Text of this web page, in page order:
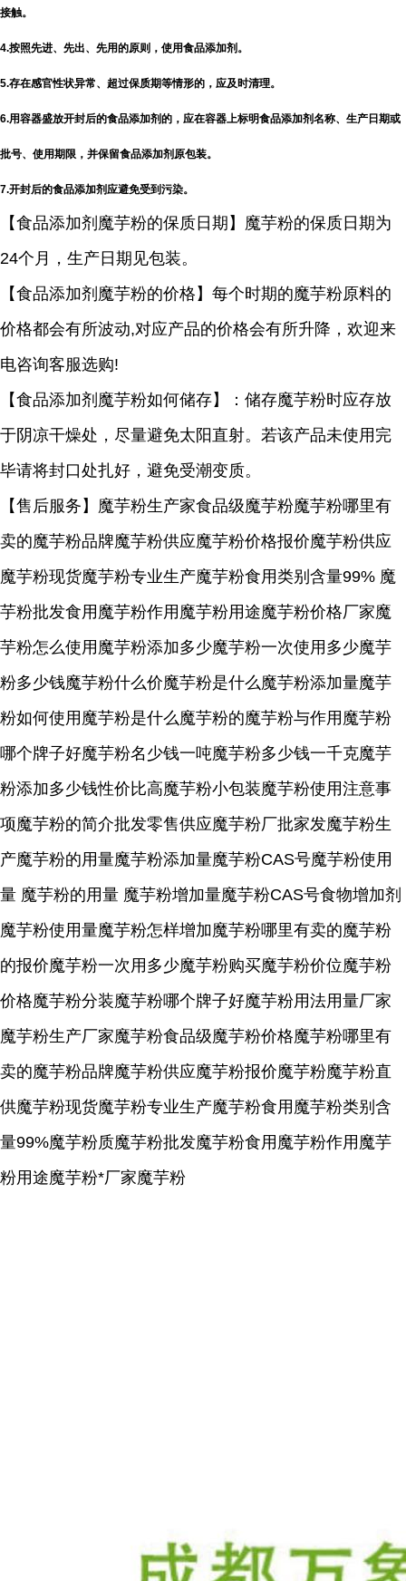
接触。
4.按照先进、先出、先用的原则，使用食品添加剂。
5.存在感官性状异常、超过保质期等情形的，应及时清理。
6.用容器盛放开封后的食品添加剂的，应在容器上标明食品添加剂名称、生产日期或
批号、使用期限，并保留食品添加剂原包装。
7.开封后的食品添加剂应避免受到污染。
【食品添加剂魔芋粉的保质日期】魔芋粉的保质日期为
24个月，生产日期见包装。
【食品添加剂魔芋粉的价格】每个时期的魔芋粉原料的
价格都会有所波动,对应产品的价格会有所升降，欢迎来
电咨询客服选购!
【食品添加剂魔芋粉如何储存】：储存魔芋粉时应存放
于阴凉干燥处，尽量避免太阳直射。若该产品未使用完
毕请将封口处扎好，避免受潮变质。
【售后服务】魔芋粉生产家食品级魔芋粉魔芋粉哪里有
卖的魔芋粉品牌魔芋粉供应魔芋粉价格报价魔芋粉供应
魔芋粉现货魔芋粉专业生产魔芋粉食用类别含量99% 魔
芋粉批发食用魔芋粉作用魔芋粉用途魔芋粉价格厂家魔
芋粉怎么使用魔芋粉添加多少魔芋粉一次使用多少魔芋
粉多少钱魔芋粉什么价魔芋粉是什么魔芋粉添加量魔芋
粉如何使用魔芋粉是什么魔芋粉的魔芋粉与作用魔芋粉
哪个牌子好魔芋粉名少钱一吨魔芋粉多少钱一千克魔芋
粉添加多少钱性价比高魔芋粉小包装魔芋粉使用注意事
项魔芋粉的简介批发零售供应魔芋粉厂批家发魔芋粉生
产魔芋粉的用量魔芋粉添加量魔芋粉CAS号魔芋粉使用
量 魔芋粉的用量 魔芋粉增加量魔芋粉CAS号食物增加剂
魔芋粉使用量魔芋粉怎样增加魔芋粉哪里有卖的魔芋粉
的报价魔芋粉一次用多少魔芋粉购买魔芋粉价位魔芋粉
价格魔芋粉分装魔芋粉哪个牌子好魔芋粉用法用量厂家
魔芋粉生产厂家魔芋粉食品级魔芋粉价格魔芋粉哪里有
卖的魔芋粉品牌魔芋粉供应魔芋粉报价魔芋粉魔芋粉直
供魔芋粉现货魔芋粉专业生产魔芋粉食用魔芋粉类别含
量99%魔芋粉质魔芋粉批发魔芋粉食用魔芋粉作用魔芋
粉用途魔芋粉*厂家魔芋粉